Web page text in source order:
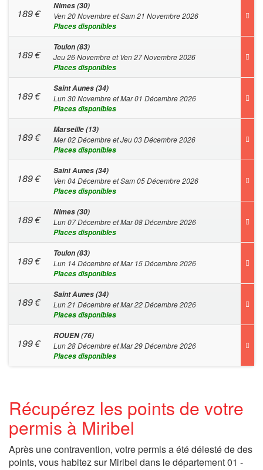
189€
Nimes (30)
Ven 20 Novembre et Sam 21 Novembre 2026
Places disponibles
189€
Toulon (83)
Jeu 26 Novembre et Ven 27 Novembre 2026
Places disponibles
189€
Saint Aunes (34)
Lun 30 Novembre et Mar 01 Décembre 2026
Places disponibles
189€
Marseille (13)
Mer 02 Décembre et Jeu 03 Décembre 2026
Places disponibles
189€
Saint Aunes (34)
Ven 04 Décembre et Sam 05 Décembre 2026
Places disponibles
189€
Nimes (30)
Lun 07 Décembre et Mar 08 Décembre 2026
Places disponibles
189€
Toulon (83)
Lun 14 Décembre et Mar 15 Décembre 2026
Places disponibles
189€
Saint Aunes (34)
Lun 21 Décembre et Mar 22 Décembre 2026
Places disponibles
199€
ROUEN (76)
Lun 28 Décembre et Mar 29 Décembre 2026
Places disponibles
Récupérez les points de votre
permis à Miribel
Après une contravention, votre permis a été délesté de des
points, vous habitez sur Miribel dans le département 01 -